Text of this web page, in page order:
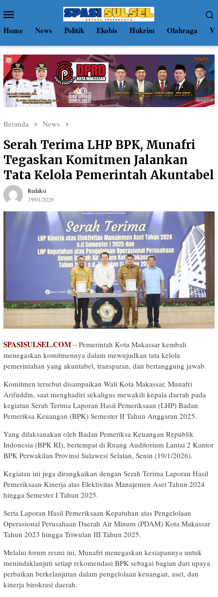
ke
kontenMobile
Home News Politik Ekobis Hukrim Olahraga
Beranda News
Serah Terima LHP BPK, Munafri
Tegaskan Komitmen Jalankan
Tata Kelola Pemerintah Akuntabel
Redaksi
19/01/2026
SPASISULSEL.COM – Pemerintah Kota Makassar kembali
menegaskan komitmennya dalam mewujudkan tata kelola
pemerintahan yang akuntabel, transparan, dan bertanggung jawab.
Komitmen tersebut disampaikan Wali Kota Makassar, Munafri
Arifuddin, saat menghadiri sekaligus mewakili kepala daerah pada
kegiatan Serah Terima Laporan Hasil Pemeriksaan (LHP) Badan
Pemeriksa Keuangan (BPK) Semester II Tahun Anggaran 2025.
Yang dilaksanakan oleh Badan Pemeriksa Keuangan Republik
Indonesia (BPK RI), bertempat di Ruang Auditorium Lantai 2 Kantor
BPK Perwakilan Provinsi Sulawesi Selatan, Senin (19/1/2026).
Kegiatan ini juga dirangkaikan dengan Serah Terima Laporan Hasil
Pemeriksaan Kinerja atas Efektivitas Manajemen Aset Tahun 2024
hingga Semester I Tahun 2025.
Serta Laporan Hasil Pemeriksaan Kepatuhan atas Pengelolaan
Operasional Perusahaan Daerah Air Minum (PDAM) Kota Makassar
Tahun 2023 hingga Triwulan III Tahun 2025.
Melalui forum resmi ini, Munafri menegaskan kesiapannya untuk
menindaklanjuti setiap rekomendasi BPK sebagai bagian dari upaya
perbaikan berkelanjutan dalam pengelolaan keuangan, aset, dan
kinerja birokrasi daerah.